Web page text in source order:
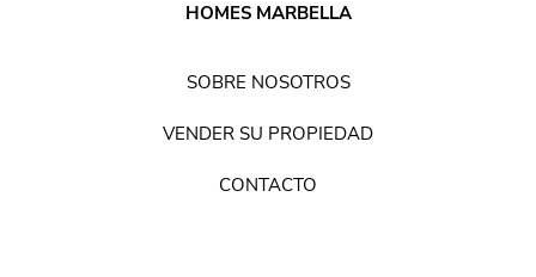
HOMES MARBELLA
SOBRE NOSOTROS
VENDER SU PROPIEDAD
CONTACTO